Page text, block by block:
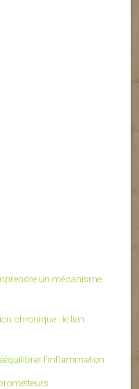
un mécanisme
chronique : le lien
l’inflammation